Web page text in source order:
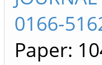
0166-
Paper: